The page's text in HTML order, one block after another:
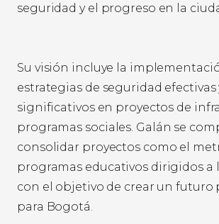
seguridad y el progreso en la
Su visión incluye la
estrategias de seguridad efectivas
significativos en proyectos de
programas sociales. Galán se
consolidar proyectos como el
programas educativos dirigidos a
con el objetivo de crear un futuro
para Bogotá.